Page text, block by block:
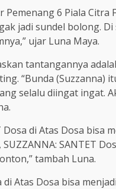
6 Piala Citra
jadi sundel bolong.
ujar Luna Maya.
tantangannya
“Bunda
selalu diingat ingat.
di Atas Dosa
SANTET
tambah Luna.
di Atas Dosa bisa